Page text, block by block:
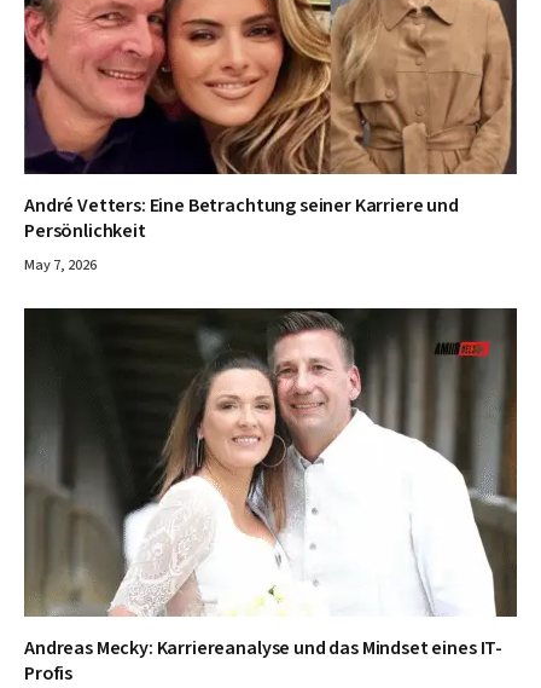
André Vetters: Eine Betrachtung seiner Karriere und
Persönlichkeit
May 7, 2026
Andreas Mecky: Karriereanalyse und das Mindset eines IT-
Profis